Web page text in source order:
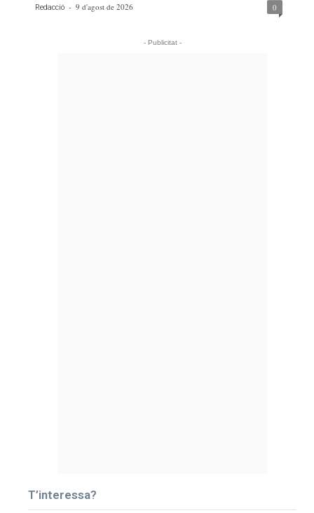
Redacció - 9 d'agost de 2026 0
- Publicitat -
T’interessa?